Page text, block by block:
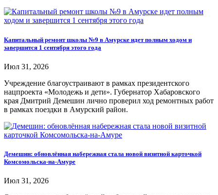
Капитальный ремонт школы №9 в Амурске идет полным ходом и
завершится 1 сентября этого года
Июл 31, 2026
Учреждение благоустраивают в рамках президентского
нацпроекта «Молодежь и дети». Губернатор Хабаровского
края Дмитрий Демешин лично проверил ход ремонтных работ
в рамках поездки в Амурский район.
Демешин: обновлённая набережная стала новой визитной карточкой
Комсомольска-на-Амуре
Июл 31, 2026